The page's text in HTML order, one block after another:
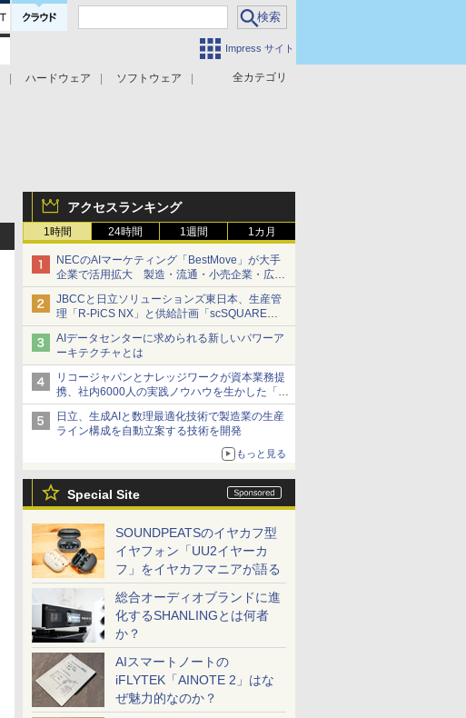
Impress サイト
全カテゴリ
ハードウェア
ソフトウェア
アクセスランキング
1時間 24時間 1週間 1カ月
NECのAIマーケティング「BestMove」が大手
企業で活用拡大 製造・流通・小売企業・広告
代理店などが実装フェーズへ
JBCCと日立ソリューションズ東日本、生産管
理「R-PiCS NX」と供給計画「scSQUARE
ISP」の連携サービスを提供開始
AIデータセンターに求められる新しいパワーア
ーキテクチャとは
リコージャパンとナレッジワークが資本業務提
携、社内6000人の実践ノウハウを生かした「AI
商談記録 for RICOH」を展開へ
日立、生成AIと数理最適化技術で製造業の生産
ライン構成を自動立案する技術を開発
もっと見る
Special Site
SOUNDPEATSのイヤカフ型
イヤフォン「UU2イヤーカ
フ」をイヤカフマニアが語る
総合オーディオブランドに進
化するSHANLINGとは何者
か？
AIスマートノートの
iFLYTEK「AINOTE 2」はな
ぜ魅力的なのか？